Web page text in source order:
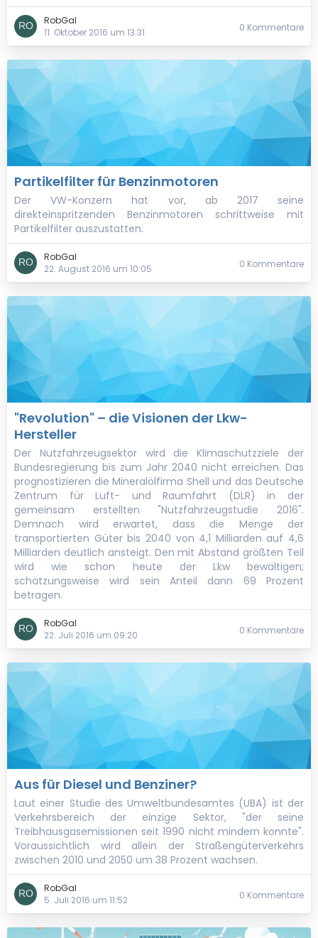
RobGal
11. Oktober 2016 um 13:31
0 Kommentare
Partikelfilter für Benzinmotoren
Der VW-Konzern hat vor, ab 2017 seine
direkteinspritzenden Benzinmotoren schrittweise mit
Partikelfilter auszustatten.
RobGal
22. August 2016 um 10:05
0 Kommentare
"Revolution" – die Visionen der Lkw-
Hersteller
Der Nutzfahrzeugsektor wird die Klimaschutzziele der
Bundesregierung bis zum Jahr 2040 nicht erreichen. Das
prognostizieren die Mineralölfirma Shell und das Deutsche
Zentrum für Luft- und Raumfahrt (DLR) in der
gemeinsam erstellten "Nutzfahrzeugstudie 2016".
Demnach wird erwartet, dass die Menge der
transportierten Güter bis 2040 von 4,1 Milliarden auf 4,6
Milliarden deutlich ansteigt. Den mit Abstand größten Teil
wird wie schon heute der Lkw bewältigen;
schätzungsweise wird sein Anteil dann 69 Prozent
betragen.
RobGal
22. Juli 2016 um 09:20
0 Kommentare
Aus für Diesel und Benziner?
Laut einer Studie des Umweltbundesamtes (UBA) ist der
Verkehrsbereich der einzige Sektor, "der seine
Treibhausgasemissionen seit 1990 nicht mindern konnte".
Voraussichtlich wird allein der Straßengüterverkehrs
zwischen 2010 und 2050 um 38 Prozent wachsen.
RobGal
5. Juli 2016 um 11:52
0 Kommentare